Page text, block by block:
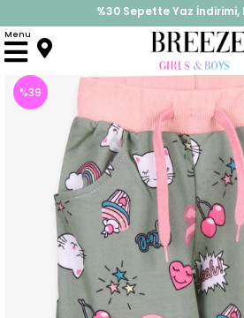
%30 Sepette Yaz İndirimi,
İndirimlere ek %10 İndirimi Kap,
Menu
Anasayfa Alt Giyim Eşofman Altı
%39